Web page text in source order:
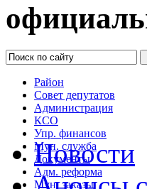
Район
Совет депутатов
Администрация
КСО
Упр. финансов
Мун. служба
Документы
Адм. реформа
Мун. заказы
Новости